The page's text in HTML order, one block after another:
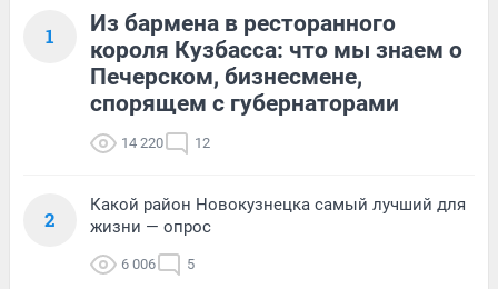
1
Из бармена в ресторанного
короля Кузбасса: что мы знаем о
Печерском, бизнесмене,
спорящем с губернаторами
14 220 12
2
Какой район Новокузнецка самый лучший для
жизни — опрос
6 006 5